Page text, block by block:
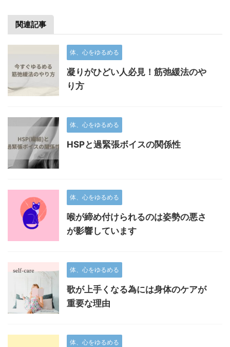
関連記事
体、心をゆるめる
凝りがひどい人必見！筋弛緩法のや
り方
体、心をゆるめる
HSPと過緊張ボイスの関係性
体、心をゆるめる
喉が締め付けられるのは姿勢の悪さ
が影響しています
体、心をゆるめる
歌が上手くなる為には身体のケアが
重要な理由
体、心をゆるめる